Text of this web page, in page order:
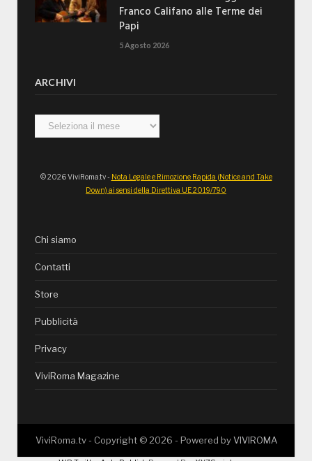
Franco Califano alle Terme dei
Papi
5 Agosto 2026
ARCHIVI
Archivi
© 2026 ViviRoma.tv - Nota Legale e Rimozione Rapida (Notice and Take
Down) ai sensi della Direttiva UE 2019/790
Chi siamo
Contatti
Store
Pubblicità
Privacy
ViviRoma Magazine
ViviRoma.tv - Copyright © 2026 - Powered byVIVIROMA